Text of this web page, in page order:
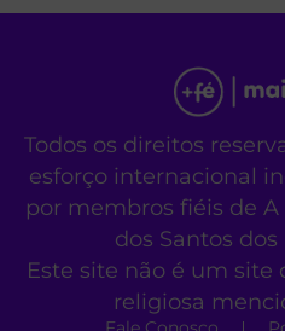
Todos os direitos
esforço internacional
por membros fiéis de
dos Santos
Este site não é um site
religiosa